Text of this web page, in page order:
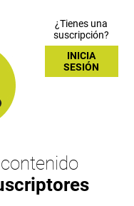
¿Tienes una
suscripción?
INICIA
SESIÓN